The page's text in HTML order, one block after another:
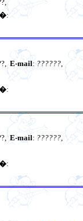
:
E-mail: ??????,
:
E-mail: ??????,
: